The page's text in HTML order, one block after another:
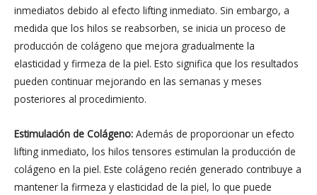
inmediatos debido al efecto lifting inmediato. Sin embargo, a
medida que los hilos se reabsorben, se inicia un proceso de
producción de colágeno que mejora gradualmente la
elasticidad y firmeza de la piel. Esto significa que los resultados
pueden continuar mejorando en las semanas y meses
posteriores al procedimiento.
Estimulación de Colágeno: Además de proporcionar un efecto
lifting inmediato, los hilos tensores estimulan la producción de
colágeno en la piel. Este colágeno recién generado contribuye a
mantener la firmeza y elasticidad de la piel, lo que puede